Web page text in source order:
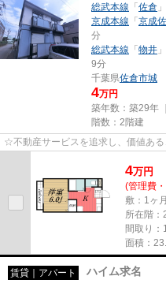
総武本線 「佐倉
京成本線 「京成
分
総武本線 「物井
9分
千葉県佐倉市城
4万円
築年数：築29年
階数：2階建
☆不動産サービスを追求し、価値あ
4万円
(管理費
敷：1ヶ
所在階：
間取り：
面積：
賃貸｜アパート ハイム求名